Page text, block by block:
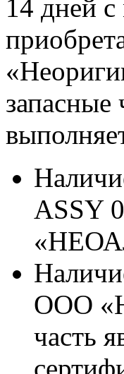
14 дней
запасные
ASSY
ООО
часть